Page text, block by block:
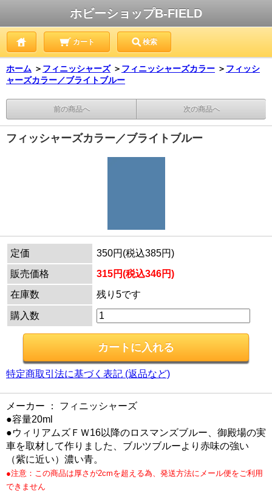
ホビーショップB-FIELD
カート 検索
ホーム ＞ フィニッシャーズ ＞ フィニッシャーズカラー ＞ フィッシ
ャーズカラー／ブライトブルー
前の商品へ 次の商品へ
フィッシャーズカラー／ブライトブルー
定価
350円(税込385円)
販売価格
315円(税込346円)
在庫数
残り5です
購入数
特定商取引法に基づく表記 (返品など)
メーカー ： フィニッシャーズ
●容量20ml
●ウィリアムズＦＷ16以降のロスマンズブルー、御殿場の実
車を取材して作りました、ブルツブルーより赤味の強い
（紫に近い）濃い青。
●注意：この商品は厚さが2cmを超える為、発送方法にメール便をご利用
できません